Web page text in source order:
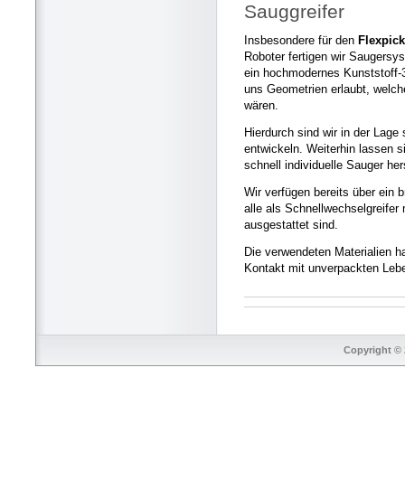
Sauggreifer
Insbesondere für den
Roboter fertigen wir
ein hochmodernes
uns Geometrien erlaubt,
wären.
Hierdurch sind wir in der
entwickeln. Weiterhin lassen
schnell individuelle Sauger
Wir verfügen bereits über ein
alle als Schnellwechselgreifer
ausgestattet sind.
Die verwendeten Materialien
Kontakt mit unverpackten
Copyright ©